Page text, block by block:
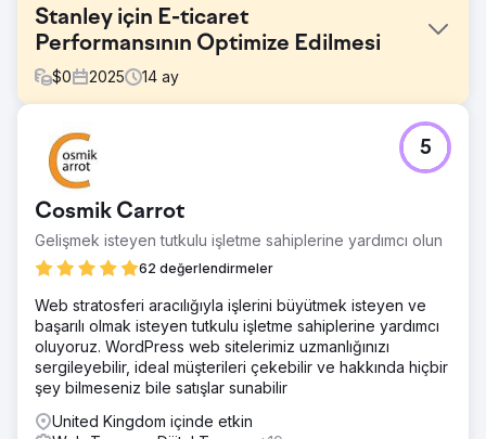
Stanley için E-ticaret
Performansının Optimize Edilmesi
$0 2025 14 ay
Meydan Okuma
Stanley, artan talebi daha iyi karşılamak için e-ticaret
deneyimini iyileştirmeye ihtiyaç duyuyordu. Markaya olan
ilgi güçlü olsa da, kullanıcı yolculuğu, site yapısı ve genel
performans, dönüşüm oranlarını ve verimliliği sınırlıyordu.
Amaç, deneyimi daha sezgisel, daha hızlı ve kullanıcıların
alışveriş yapma biçimine daha uygun hale getirmekti.
Byte Digital, Stanley'nin Shopify mağazasının önemli
bölümlerini kullanılabilirlik ve performansı artırmak için
yeniden tasarladı. Navigasyonu basitleştirdik, site yapısını
iyileştirdik ve kritik kullanıcı yolculuklarını optimize ettik.
Aynı zamanda, sürtünmeyi azaltmak ve satın alma sürecini
daha kolay hale getirmek için sayfa performansını ve
dönüşüm akışlarını geliştirdik.
Cosmik Carrot
Gelişmek isteyen tutkulu işletme sahiplerine yardımcı olun
62 değerlendirmeler
5
Web stratosferi aracılığıyla işlerini büyütmek isteyen ve
başarılı olmak isteyen tutkulu işletme sahiplerine yardımcı
oluyoruz. WordPress web sitelerimiz uzmanlığınızı
sergileyebilir, ideal müşterileri çekebilir ve hakkında hiçbir
şey bilmeseniz bile satışlar sunabilir
United Kingdom içinde etkin